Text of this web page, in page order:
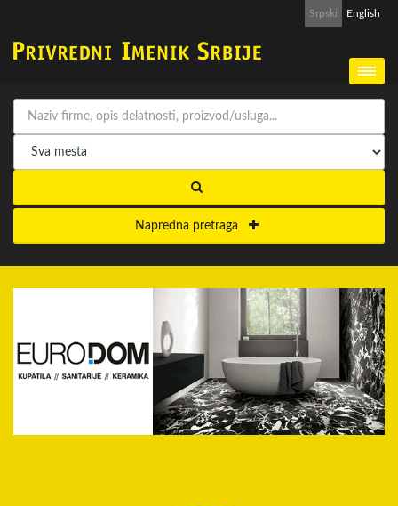
Srpski English
Napredna pretraga